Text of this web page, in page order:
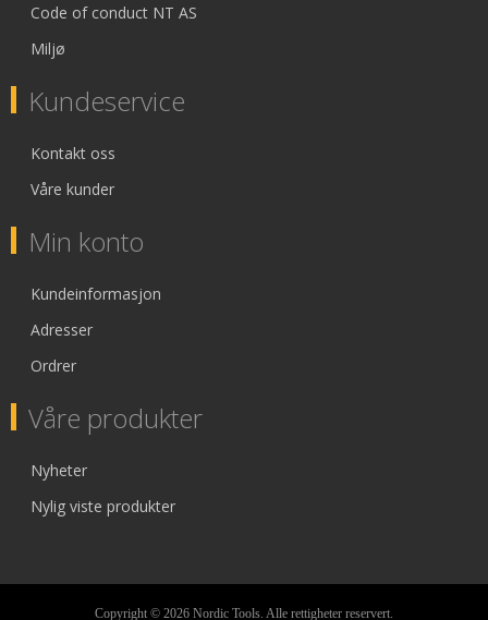
Code of conduct NT AS
Miljø
Kundeservice
Kontakt oss
Våre kunder
Min konto
Kundeinformasjon
Adresser
Ordrer
Våre produkter
Nyheter
Nylig viste produkter
Copyright © 2026 Nordic Tools. Alle rettigheter reservert.